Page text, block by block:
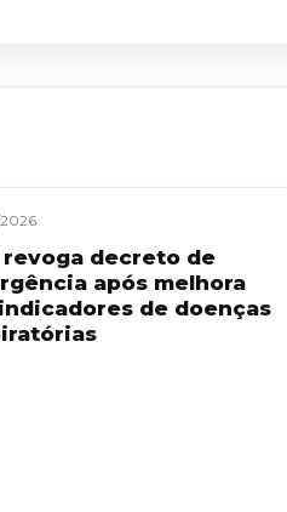
revoga decreto de
após melhora
de doenças